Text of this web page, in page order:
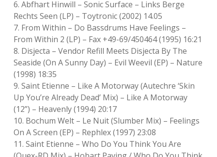
6. Abfhart Hinwill – Sonic Surface – Links Berge
Rechts Seen (LP) – Toytronic (2002) 14.05
7. From Within – Do Bassdrums Have Feelings –
From Within 2 (LP) – Fax +49-69/450464 (1995) 16:21
8. Disjecta – Vendor Refill Meets Disjecta By The
Seaside (On A Sunny Day) – Evil Weevil (EP) – Nature
(1998) 18:35
9. Saint Etienne – Like A Motorway (Autechre ‘Skin
Up You’re Already Dead’ Mix) – Like A Motorway
(12”) – Heavenly (1994) 20:17
10. Bochum Welt – Le Nuit (Slumber Mix) – Feelings
On A Screen (EP) – Rephlex (1997) 23:08
11. Saint Etienne – Who Do You Think You Are